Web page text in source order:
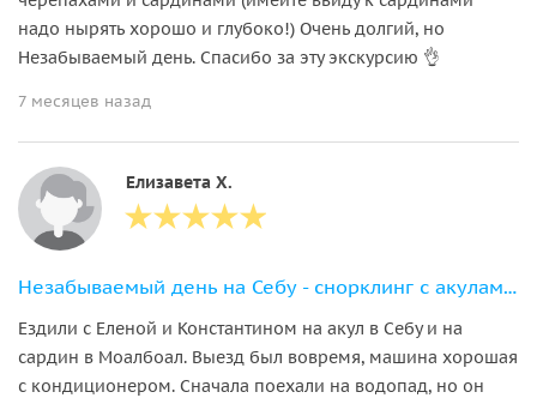
надо нырять хорошо и глубоко!) Очень долгий, но
Незабываемый день. Спасибо за эту экскурсию 👌
7 месяцев назад
Елизавета Х.
Незабываемый день на Себу - снорклинг с акулами, сардинами и черепахами
Ездили с Еленой и Константином на акул в Себу и на
сардин в Моалбоал. Выезд был вовремя, машина хорошая
с кондиционером. Сначала поехали на водопад, но он